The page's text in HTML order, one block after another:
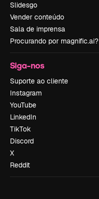
Slidesgo
Vender conteúdo
Sala de imprensa
Procurando por magnific.ai?
Siga-nos
Suporte ao cliente
Instagram
YouTube
LinkedIn
TikTok
Discord
X
Reddit